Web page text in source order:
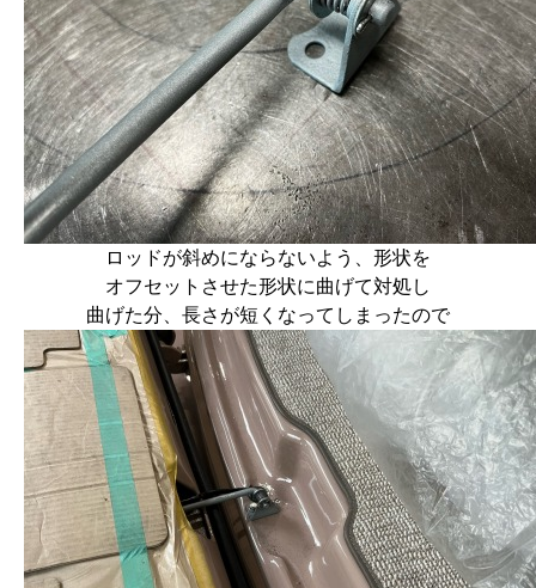
ロッドが斜めにならないよう、形状を
オフセットさせた形状に曲げて対処し
曲げた分、長さが短くなってしまったので